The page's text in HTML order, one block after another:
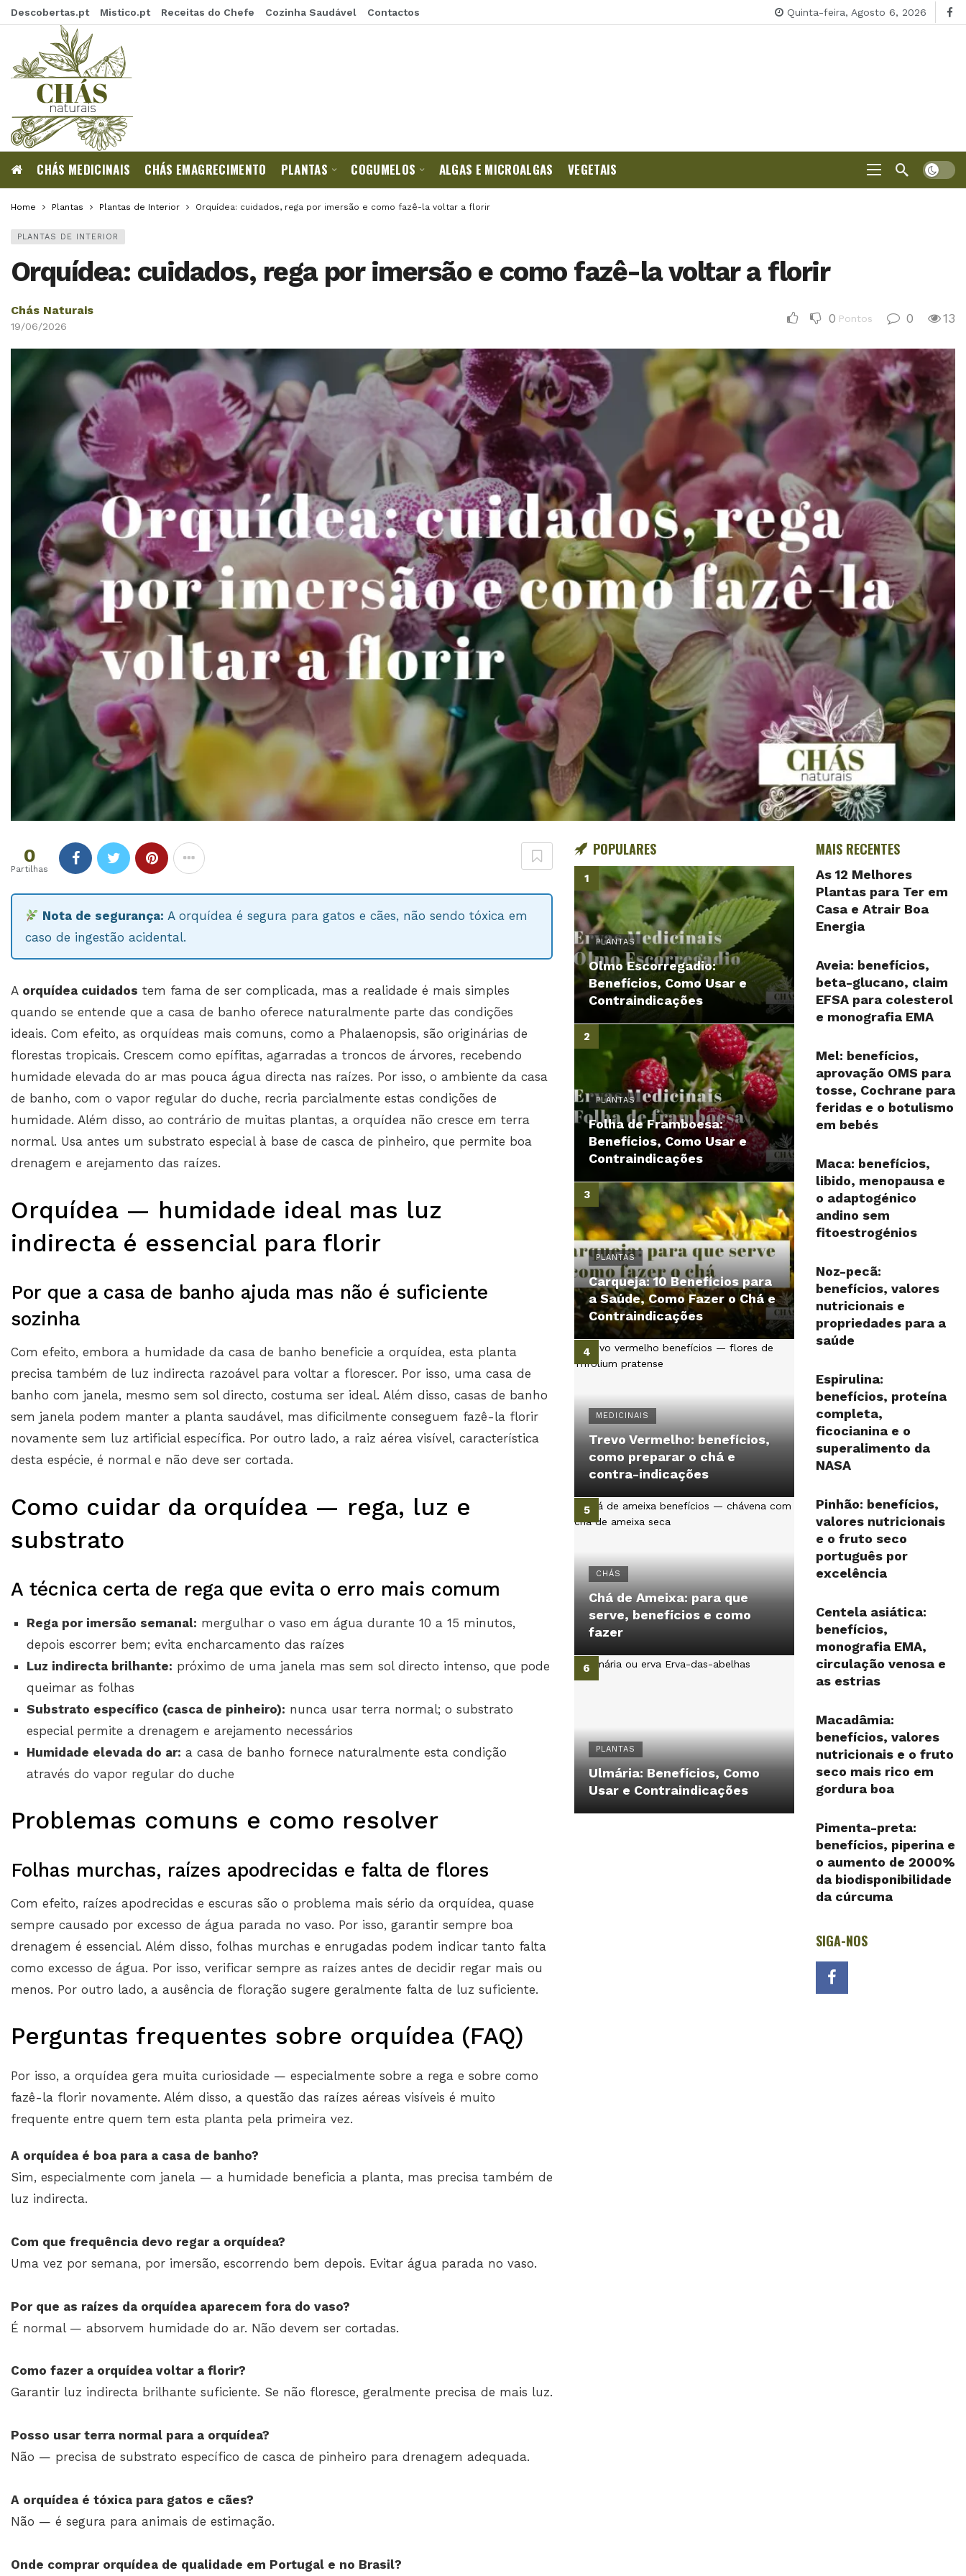
Descobertas.pt Mistico.pt Receitas do Chefe Cozinha Saudável Contactos Quinta-feira, Agosto 6, 2026
CHÁS MEDICINAIS CHÁS EMAGRECIMENTO PLANTAS COGUMELOS ALGAS E MICROALGAS VEGETAIS
Home Plantas Plantas de Interior Orquídea: cuidados, rega por imersão e como fazê-la voltar a florir
PLANTAS DE INTERIOR
Orquídea: cuidados, rega por imersão e como fazê-la voltar a florir
Chás Naturais
19/06/2026
0 Pontos 0 13
0
Partilhas
Nota de segurança: A orquídea é segura para gatos e cães, não sendo tóxica em
caso de ingestão acidental.
A orquídea cuidados tem fama de ser complicada, mas a realidade é mais simples
quando se entende que a casa de banho oferece naturalmente parte das condições
ideais. Com efeito, as orquídeas mais comuns, como a Phalaenopsis, são originárias de
florestas tropicais. Crescem como epífitas, agarradas a troncos de árvores, recebendo
humidade elevada do ar mas pouca água directa nas raízes. Por isso, o ambiente da casa
de banho, com o vapor regular do duche, recria parcialmente estas condições de
humidade. Além disso, ao contrário de muitas plantas, a orquídea não cresce em terra
normal. Usa antes um substrato especial à base de casca de pinheiro, que permite boa
drenagem e arejamento das raízes.
Orquídea — humidade ideal mas luz
indirecta é essencial para florir
Por que a casa de banho ajuda mas não é suficiente
sozinha
Com efeito, embora a humidade da casa de banho beneficie a orquídea, esta planta
precisa também de luz indirecta razoável para voltar a florescer. Por isso, uma casa de
banho com janela, mesmo sem sol directo, costuma ser ideal. Além disso, casas de banho
sem janela podem manter a planta saudável, mas dificilmente conseguem fazê-la florir
novamente sem luz artificial específica. Por outro lado, a raiz aérea visível, característica
desta espécie, é normal e não deve ser cortada.
Como cuidar da orquídea — rega, luz e
substrato
A técnica certa de rega que evita o erro mais comum
Rega por imersão semanal: mergulhar o vaso em água durante 10 a 15 minutos,
depois escorrer bem; evita encharcamento das raízes
Luz indirecta brilhante: próximo de uma janela mas sem sol directo intenso, que pode
queimar as folhas
Substrato específico (casca de pinheiro): nunca usar terra normal; o substrato
especial permite a drenagem e arejamento necessários
Humidade elevada do ar: a casa de banho fornece naturalmente esta condição
através do vapor regular do duche
Problemas comuns e como resolver
Folhas murchas, raízes apodrecidas e falta de flores
Com efeito, raízes apodrecidas e escuras são o problema mais sério da orquídea, quase
sempre causado por excesso de água parada no vaso. Por isso, garantir sempre boa
drenagem é essencial. Além disso, folhas murchas e enrugadas podem indicar tanto falta
como excesso de água. Por isso, verificar sempre as raízes antes de decidir regar mais ou
menos. Por outro lado, a ausência de floração sugere geralmente falta de luz suficiente.
Perguntas frequentes sobre orquídea (FAQ)
Por isso, a orquídea gera muita curiosidade — especialmente sobre a rega e sobre como
fazê-la florir novamente. Além disso, a questão das raízes aéreas visíveis é muito
frequente entre quem tem esta planta pela primeira vez.
A orquídea é boa para a casa de banho?
Sim, especialmente com janela — a humidade beneficia a planta, mas precisa também de
luz indirecta.
Com que frequência devo regar a orquídea?
Uma vez por semana, por imersão, escorrendo bem depois. Evitar água parada no vaso.
Por que as raízes da orquídea aparecem fora do vaso?
É normal — absorvem humidade do ar. Não devem ser cortadas.
Como fazer a orquídea voltar a florir?
Garantir luz indirecta brilhante suficiente. Se não floresce, geralmente precisa de mais luz.
Posso usar terra normal para a orquídea?
Não — precisa de substrato específico de casca de pinheiro para drenagem adequada.
A orquídea é tóxica para gatos e cães?
Não — é segura para animais de estimação.
Onde comprar orquídea de qualidade em Portugal e no Brasil?
POPULARES
PLANTAS
Olmo Escorregadio:
Benefícios, Como Usar e
Contraindicações
PLANTAS
Folha de Framboesa:
Benefícios, Como Usar e
Contraindicações
PLANTAS
Carqueja: 10 Benefícios para
a Saúde, Como Fazer o Chá e
Contraindicações
MEDICINAIS
Trevo Vermelho: benefícios,
como preparar o chá e
contra-indicações
CHÁS
Chá de Ameixa: para que
serve, benefícios e como
fazer
PLANTAS
Ulmária: Benefícios, Como
Usar e Contraindicações
MAIS RECENTES
As 12 Melhores
Plantas para Ter em
Casa e Atrair Boa
Energia
Aveia: benefícios,
beta-glucano, claim
EFSA para colesterol
e monografia EMA
Mel: benefícios,
aprovação OMS para
tosse, Cochrane para
feridas e o botulismo
em bebés
Maca: benefícios,
libido, menopausa e
o adaptogénico
andino sem
fitoestrogénios
Noz-pecã:
benefícios, valores
nutricionais e
propriedades para a
saúde
Espirulina:
benefícios, proteína
completa,
ficocianina e o
superalimento da
NASA
Pinhão: benefícios,
valores nutricionais
e o fruto seco
português por
excelência
Centela asiática:
benefícios,
monografia EMA,
circulação venosa e
as estrias
Macadâmia:
benefícios, valores
nutricionais e o fruto
seco mais rico em
gordura boa
Pimenta-preta:
benefícios, piperina e
o aumento de 2000%
da biodisponibilidade
da cúrcuma
SIGA-NOS